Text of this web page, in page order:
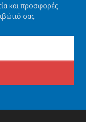
και προσφορές
σας.